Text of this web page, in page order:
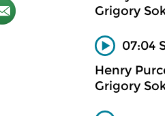
Grigory
07:04
Henry
Grigory